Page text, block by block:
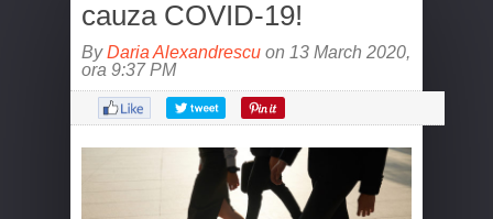
cauza COVID-19!
ByDaria Alexandrescu on 13 March 2020,
ora 9:37 PM